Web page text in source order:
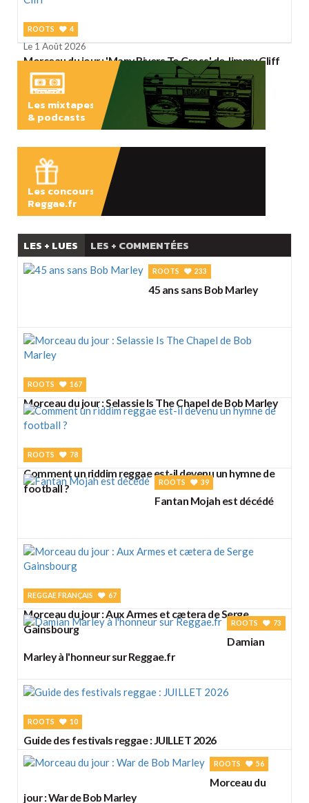
ROOTS 4
Le 1 Août 2026
Morceau du jour : 'Many Rivers To Cross' de Jimmy Cliff
Les mixtapes
& podcasts
Les concours
Reggae.fr
LES + LUES LES + COMMENTÉES
ROOTS 233
45 ans sans Bob Marley
ROOTS 167
Morceau du jour : Selassie Is The Chapel de Bob Marley
ROOTS 78
Comment un riddim reggae est-il devenu un hymne de
football ?
ROOTS 39
Fantan Mojah est décédé
REGGAE FRANÇAIS 67
Morceau du jour : Aux Armes et cætera de Serge
Gainsbourg
ROOTS 73
Damian
Marley à l'honneur sur Reggae.fr
ROOTS 10
Guide des festivals reggae : JUILLET 2026
ROOTS 56
Morceau du
jour : War de Bob Marley